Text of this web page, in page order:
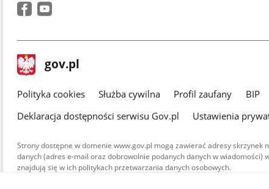
stopka
gov.pl Strona
gov.pl
gov.pl
Polityka cookies Służba cywilna Profil zaufany BIP
Deklaracja dostępności serwisu Gov.pl
Ustawienia
Strony dostępne w domenie www.gov.pl mogą zawierać adresy
danych (adres e-mail oraz dobrowolnie podanych danych w wiadomości)
znajdują się w ich politykach przetwarzania danych osobowych.